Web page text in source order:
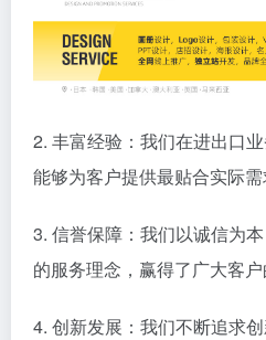
2. 丰富经验：我们在进出口
能够为客户提供最贴合实际需
3. 信誉保障：我们以诚信为
的服务理念，赢得了广大客户
4. 创新发展：我们不断追求